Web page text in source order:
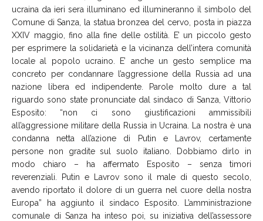
ucraina da ieri sera illuminano ed illumineranno il simbolo del
Comune di Sanza, la statua bronzea del cervo, posta in piazza
XXIV maggio, fino alla fine delle ostilità. E’ un piccolo gesto
per esprimere la solidarietà e la vicinanza dell’intera comunità
locale al popolo ucraino. E’ anche un gesto semplice ma
concreto per condannare l’aggressione della Russia ad una
nazione libera ed indipendente. Parole molto dure a tal
riguardo sono state pronunciate dal sindaco di Sanza, Vittorio
Esposito: “non ci sono giustificazioni ammissibili
all’aggressione militare della Russia in Ucraina. La nostra è una
condanna netta all’azione di Putin e Lavrov, certamente
persone non gradite sul suolo italiano. Dobbiamo dirlo in
modo chiaro – ha affermato Esposito – senza timori
reverenziali. Putin e Lavrov sono il male di questo secolo,
avendo riportato il dolore di un guerra nel cuore della nostra
Europa” ha aggiunto il sindaco Esposito. L’amministrazione
comunale di Sanza ha inteso poi, su iniziativa dell’assessore